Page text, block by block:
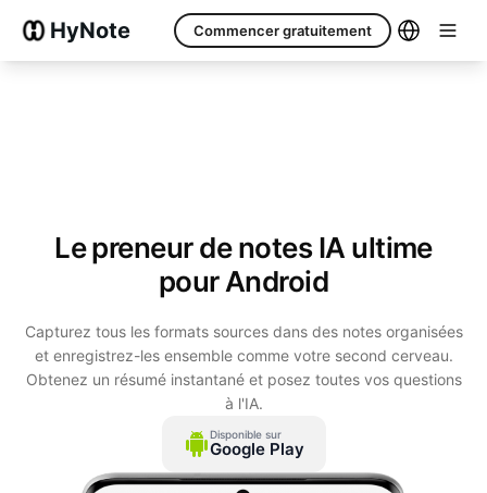
HyNote Commencer gratuitement
Le preneur de notes IA ultime
pour Android
Capturez tous les formats sources dans des notes organisées
et enregistrez-les ensemble comme votre second cerveau.
Obtenez un résumé instantané et posez toutes vos questions
à l'IA.
Disponible sur
Google Play